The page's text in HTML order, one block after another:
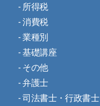
所得税
消費税
業種別
基礎講座
その他
弁護士
司法書士・行政書士